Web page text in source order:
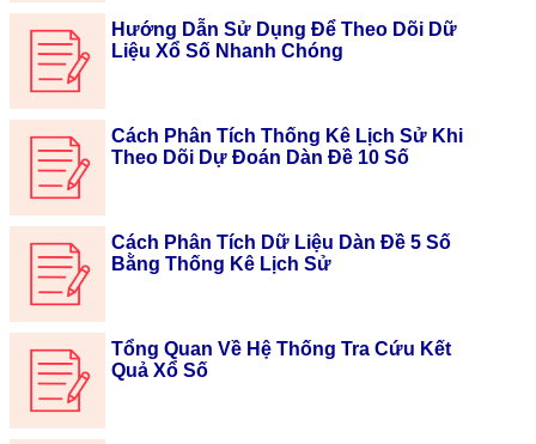
Hướng Dẫn Sử Dụng Để Theo Dõi Dữ
Liệu Xổ Số Nhanh Chóng
Cách Phân Tích Thống Kê Lịch Sử Khi
Theo Dõi Dự Đoán Dàn Đề 10 Số
Cách Phân Tích Dữ Liệu Dàn Đề 5 Số
Bằng Thống Kê Lịch Sử
Tổng Quan Về Hệ Thống Tra Cứu Kết
Quả Xổ Số